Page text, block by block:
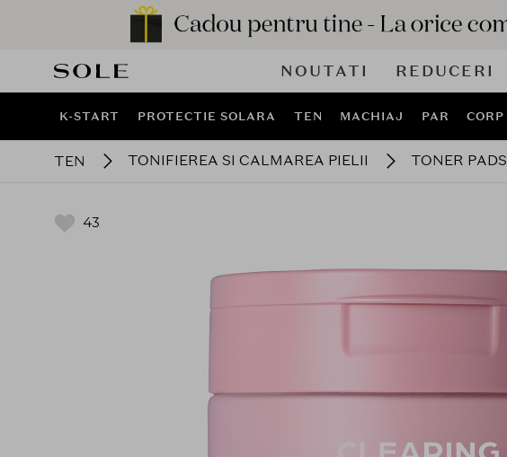
NOUTATI REDUCERI
K-START PROTECTIE SOLARA TEN MACHIAJ PAR CORP
TEN TONIFIEREA SI CALMAREA PIELII TONER PADS
43